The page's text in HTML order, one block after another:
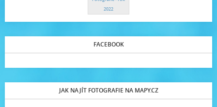
2022
FACEBOOK
JAK NAJÍT FOTOGRAFIE NA MAPY.CZ